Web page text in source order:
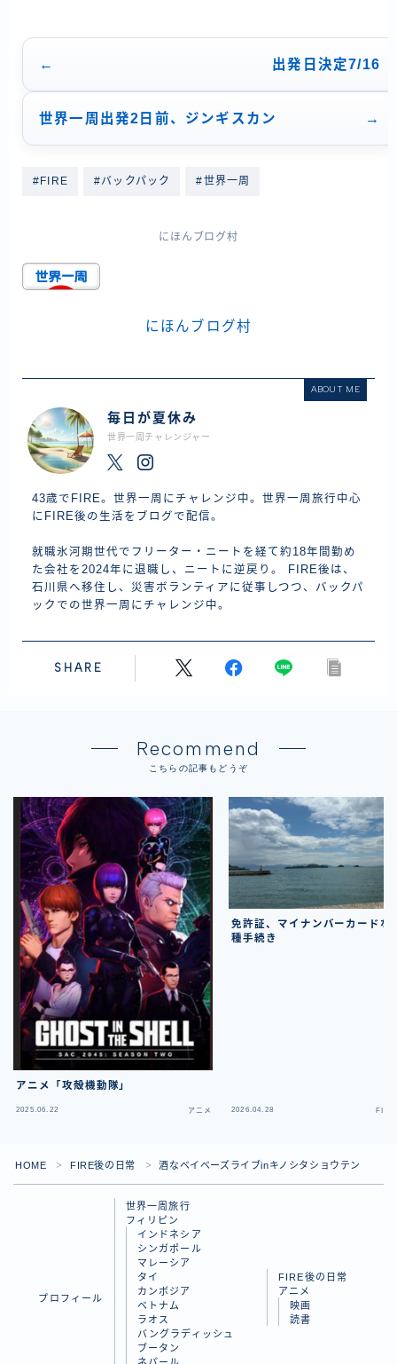
Follow Me
出発日決定7/16
世界一周出発2日前、ジンギスカン
#FIRE #バックパック #世界一周
にほんブログ村
にほんブログ村
ABOUT ME
毎日が夏休み
世界一周チャレンジャー
43歳でFIRE。世界一周にチャレンジ中。世界一周旅行中心
にFIRE後の生活をブログで配信。
就職氷河期世代でフリーター・ニートを経て約18年間勤め
た会社を2024年に退職し、ニートに逆戻り。 FIRE後は、
石川県へ移住し、災害ボランティアに従事しつつ、バックパ
ックでの世界一周にチャレンジ中。
SHARE
Recommend
こちらの記事もどうぞ
アニメ「攻殻機動隊」
2025.06.22 アニメ
免許証、マイナンバーカードな
種手続き
2026.04.28 FIRE
HOME ＞ FIRE後の日常 ＞ 酒なベイベーズライブinキノシタショウテン
プロフィール
世界一周旅行
フィリピン
インドネシア
シンガポール
マレーシア
タイ
カンボジア
ベトナム
ラオス
バングラディッシュ
ブータン
FIRE後の日常
アニメ
映画
読書